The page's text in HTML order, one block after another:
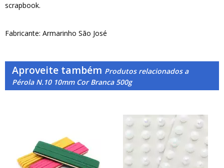
scrapbook.
Fabricante: Armarinho São José
Aproveite também Produtos relacionados a
Pérola N.10 10mm Cor Branca 500g